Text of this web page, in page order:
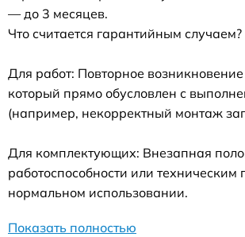
— до 3 месяцев.
Что считается гарантийным случаем?
Для работ: Повторное
который прямо обусловлен с
(например, некорректный монтаж
Для комплектующих: Внезапная
работоспособности или
нормальном использовании.
Показать полностью